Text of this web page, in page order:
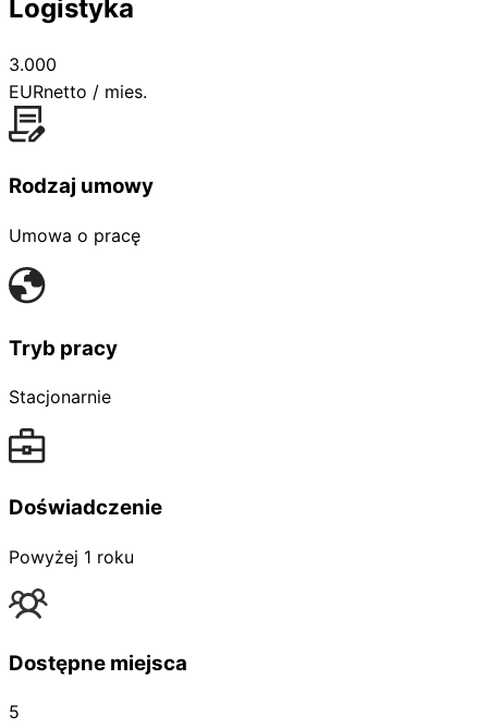
Logistyka
3.000
EURnetto / mies.
Rodzaj umowy
Umowa o pracę
Tryb pracy
Stacjonarnie
Doświadczenie
Powyżej 1 roku
Dostępne miejsca
5